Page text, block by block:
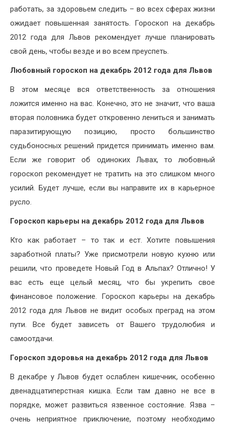
работать, за здоровьем следить – во всех сферах жизни
ожидает повышенная занятость. Гороскоп на декабрь
2012 года для Львов рекомендует лучше планировать
свой день, чтобы везде и во всем преуспеть.
Любовный гороскоп на декабрь 2012 года для Львов
В этом месяце вся ответственность за отношения
ложится именно на вас. Конечно, это не значит, что ваша
вторая половника будет откровенно лениться и занимать
паразитирующую позицию, просто большинство
судьбоносных решений придется принимать именно вам.
Если же говорит об одиноких Львах, то любовный
гороскоп рекомендует не тратить на это слишком много
усилий. Будет лучше, если вы направите их в карьерное
русло.
Гороскоп карьеры на декабрь 2012 года для Львов
Кто как работает – то так и ест. Хотите повышения
заработной платы? Уже присмотрели новую кухню или
решили, что проведете Новый Год в Альпах? Отлично! У
вас есть еще целый месяц, что бы укрепить свое
финансовое положение. Гороскоп карьеры на декабрь
2012 года для Львов не видит особых преград на этом
пути. Все будет зависеть от Вашего трудолюбия и
самоотдачи.
Гороскоп здоровья на декабрь 2012 года для Львов
В декабре у Львов будет ослаблен кишечник, особенно
двенадцатиперстная кишка. Если там давно не все в
порядке, может развиться язвенное состояние. Язва –
очень неприятное приключение, поэтому необходимо